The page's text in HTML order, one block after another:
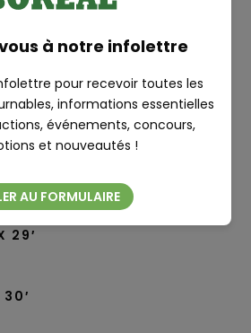
29′
29′
à notre infolettre
pour recevoir toutes les
informations essentielles
événements, concours,
et nouveautés !
AU FORMULAIRE